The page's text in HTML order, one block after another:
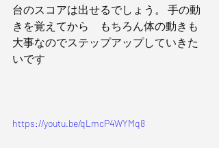
台のスコアは出せるでしょう。 手の動
きを覚えてから　もちろん体の動きも
大事なのでステップアップしていきた
いです
https://youtu.be/qLmcP4WYMq8